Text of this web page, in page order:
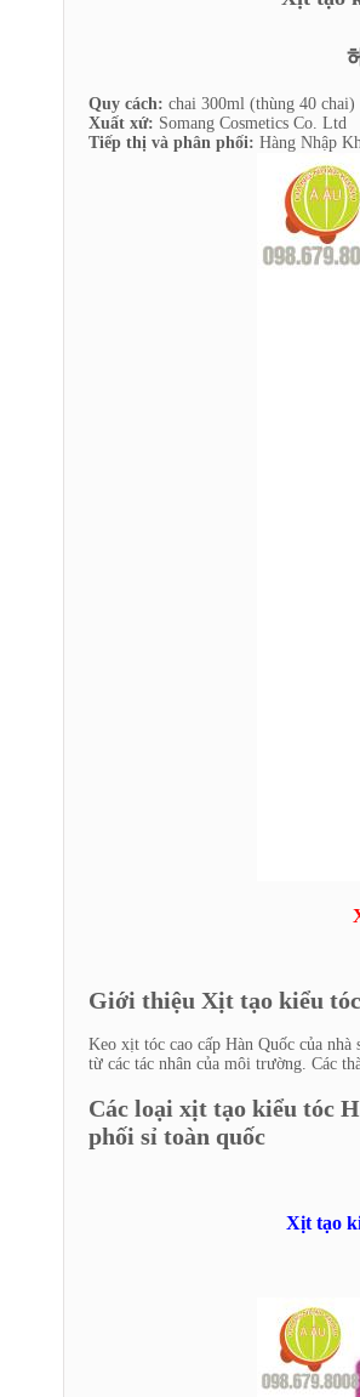
Quy cách: chai 300ml (thùng 40 chai)
Xuất xứ: Somang Cosmetics Co. Ltd
Tiếp thị và phân phối: Hàng Nhập
Giới thiệu Xịt tạo kiểu
Keo xịt tóc cao cấp Hàn Quốc của
từ các tác nhân của môi trường. Các
Các loại xịt tạo kiểu tóc
phối sỉ toàn quốc
Xịt tạo